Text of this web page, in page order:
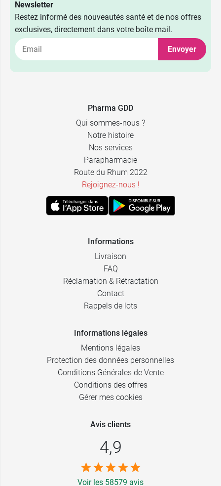
Newsletter
Restez informé des nouveautés santé et de nos offres
exclusives, directement dans votre boîte mail.
Envoyer
Pharma GDD
Qui sommes-nous ?
Notre histoire
Nos services
Parapharmacie
Route du Rhum 2022
Rejoignez-nous !
Informations
Livraison
FAQ
Réclamation & Rétractation
Contact
Rappels de lots
Informations légales
Mentions légales
Protection des données personnelles
Conditions Générales de Vente
Conditions des offres
Gérer mes cookies
Avis clients
4,9
Voir les 58579 avis